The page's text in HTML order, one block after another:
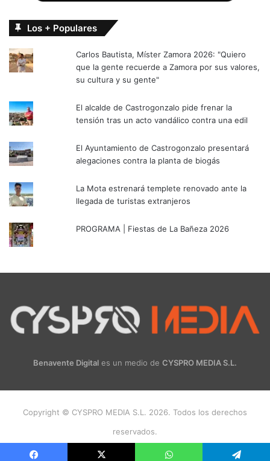
Los + Populares
Carlos Bautista, Míster Zamora 2026: "Quiero
que la gente recuerde a Zamora por sus valores,
su cultura y su gente"
El alcalde de Castrogonzalo pide frenar la
tensión tras un acto vandálico contra una edil
El Ayuntamiento de Castrogonzalo presentará
alegaciones contra la planta de biogás
La Mota estrenará templete renovado ante la
llegada de turistas extranjeros
PROGRAMA | Fiestas de La Bañeza 2026
Benavente Digital es un medio de CYSPRO MEDIA S.L.
Copyright © CYSPRO MEDIA S.L. 2026. Todos los derechos
reservados.